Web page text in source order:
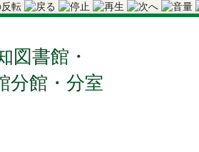
図書館・
分館・分室